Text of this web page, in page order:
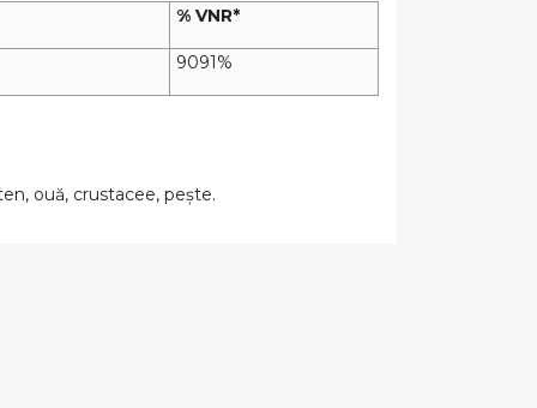
% VNR*
9091%
ouă, crustacee, pește.